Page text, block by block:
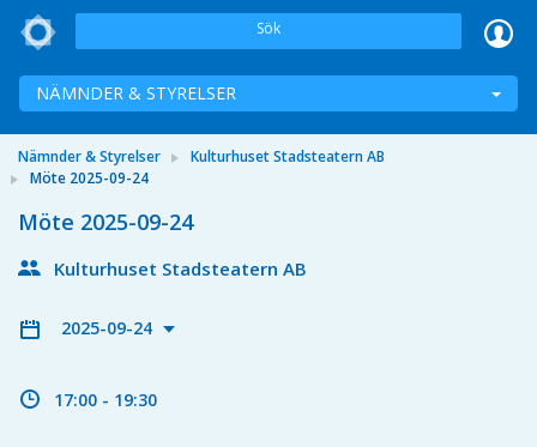
Sök
NÄMNDER & STYRELSER
Nämnder & Styrelser
Kulturhuset Stadsteatern AB
Möte 2025-09-24
Möte 2025-09-24
Kulturhuset Stadsteatern AB
2025-09-24
17:00 - 19:30